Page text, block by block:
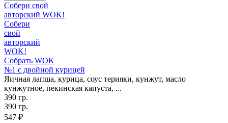
Собери свой
авторский WOK!
Собери
свой
авторский
WOK!
Собрать WOK
№1 с двойной курицей
Яичная лапша, курица, соус терияки, кунжут, масло
кунжутное, пекинская капуста, ...
390 гр.
390 гр.
547 ₽